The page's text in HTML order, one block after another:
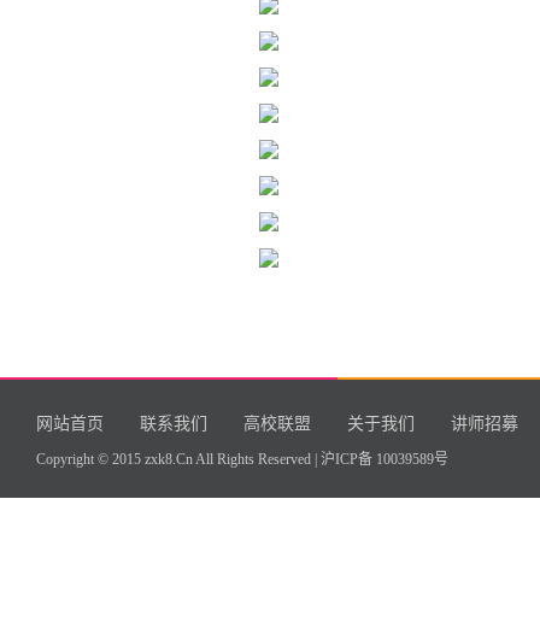
网站首页 联系我们 高校联盟 关于我们 讲师招募
Copyright © 2015 zxk8.Cn All Rights Reserved | 沪ICP备 10039589号